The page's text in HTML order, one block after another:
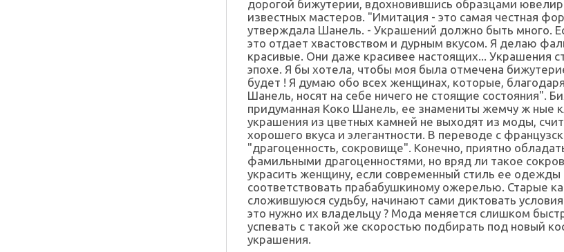
дорогой бижутерии, вдохновившись образцами
известных мастеров. "Имитация - это самая честная
утверждала Шанель. - Украшений должно быть много.
это отдает хвастовством и дурным вкусом. Я делаю
красивые. Они даже красивее настоящих... Украшения
эпохе. Я бы хотела, чтобы моя была отмечена
будет ! Я думаю обо всех женщинах, которые,
Шанель, носят на себе ничего не стоящие состояния".
придуманная Коко Шанель, ее знамениты жемчу ж ные
украшения из цветных камней не выходят из моды,
хорошего вкуса и элегантности. В переводе с
"драгоценность, сокровище". Конечно, приятно
фамильными драгоценностями, но вряд ли такое
украсить женщину, если современный стиль ее одежды
соответствовать прабабушкиному ожерелью. Старые
сложившуюся судьбу, начинают сами диктовать условия
это нужно их владельцу ? Мода меняется слишком
успевать с такой же скоростью подбирать под новый
украшения.